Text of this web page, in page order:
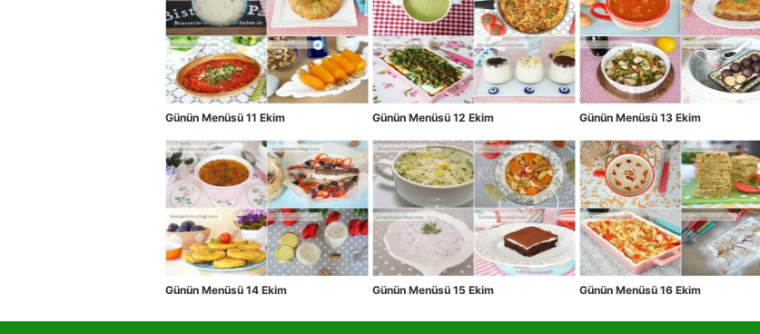
Günün Menüsü 11 Ekim Günün Menüsü 12 Ekim Günün Menüsü 13 Ekim
Günün Menüsü 14 Ekim Günün Menüsü 15 Ekim Günün Menüsü 16 Ekim